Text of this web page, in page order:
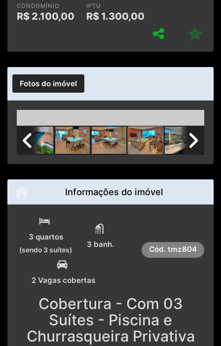
CONDOMÍNIO
R$ 2.100,00
IPTU
R$ 1.300,00
Fotos do imóvel
Previous Next
Informações do imóvel
3 quartos
(sendo 3 suítes)
3 banh.
2 Vagas cobertas
Cód. tmz804
Cobertura - Com 03
Suítes - Piscina e
Churrasqueira Privativa